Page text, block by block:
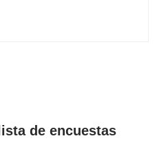
de encuestas